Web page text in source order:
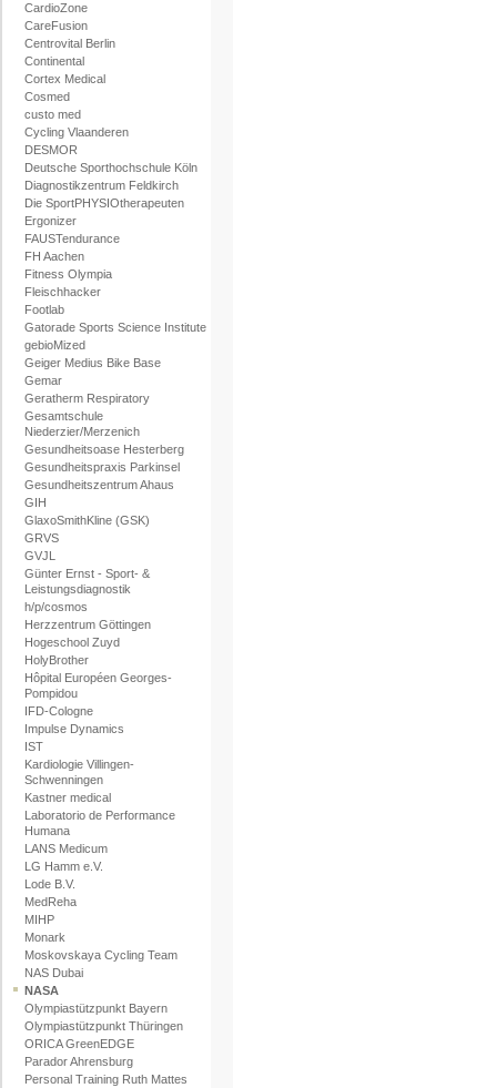
CardioZone
CareFusion
Centrovital Berlin
Continental
Cortex Medical
Cosmed
custo med
Cycling Vlaanderen
DESMOR
Deutsche Sporthochschule Köln
Diagnostikzentrum Feldkirch
Die SportPHYSIOtherapeuten
Ergonizer
FAUSTendurance
FH Aachen
Fitness Olympia
Fleischhacker
Footlab
Gatorade Sports Science Institute
gebioMized
Geiger Medius Bike Base
Gemar
Geratherm Respiratory
Gesamtschule
Niederzier/Merzenich
Gesundheitsoase Hesterberg
Gesundheitspraxis Parkinsel
Gesundheitszentrum Ahaus
GIH
GlaxoSmithKline (GSK)
GRVS
GVJL
Günter Ernst - Sport- &
Leistungsdiagnostik
h/p/cosmos
Herzzentrum Göttingen
Hogeschool Zuyd
HolyBrother
Hôpital Européen Georges-
Pompidou
IFD-Cologne
Impulse Dynamics
IST
Kardiologie Villingen-
Schwenningen
Kastner medical
Laboratorio de Performance
Humana
LANS Medicum
LG Hamm e.V.
Lode B.V.
MedReha
MIHP
Monark
Moskovskaya Cycling Team
NAS Dubai
NASA
Olympiastützpunkt Bayern
Olympiastützpunkt Thüringen
ORICA GreenEDGE
Parador Ahrensburg
Personal Training Ruth Mattes